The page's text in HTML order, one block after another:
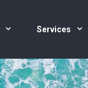
Services